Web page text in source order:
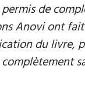
de
Anovi ont
du livre,